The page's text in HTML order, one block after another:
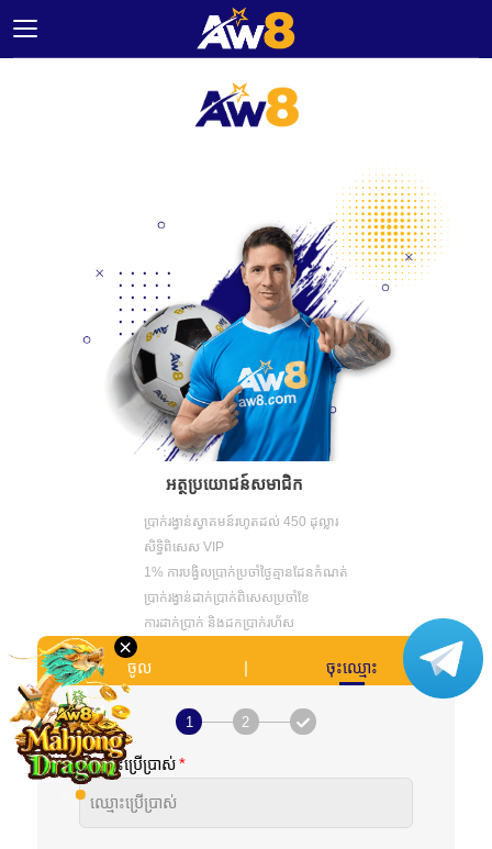
×
អត្ថប្រយោជន៍សមាជិក
ប្រាក់រង្វាន់ស្វាគមន៍រហូតដល់ 450 ដុល្លារ
សិទ្ធិពិសេស VIP
1% ការបង្វិលប្រាក់ប្រចាំថ្ងៃគ្មានដែនកំណត់
ប្រាក់រង្វាន់ដាក់ប្រាក់ពិសេសប្រចាំខែ
ការដាក់ប្រាក់ និងដកប្រាក់រហ័ស
ចូល | ចុះឈ្មោះ
1 2
ឈ្មោះប្រើប្រាស់
ទំនាក់
ទំនង
យើង
ភាសា
ដោនឡូដ
ភ្នាក់ងារ